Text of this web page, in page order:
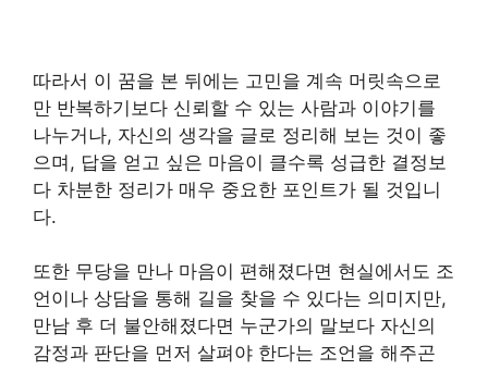
따라서 이 꿈을 본 뒤에는 고민을 계속 머릿속으로
만 반복하기보다 신뢰할 수 있는 사람과 이야기를
나누거나, 자신의 생각을 글로 정리해 보는 것이 좋
으며, 답을 얻고 싶은 마음이 클수록 성급한 결정보
다 차분한 정리가 매우 중요한 포인트가 될 것입니
다.
또한 무당을 만나 마음이 편해졌다면 현실에서도 조
언이나 상담을 통해 길을 찾을 수 있다는 의미지만,
만남 후 더 불안해졌다면 누군가의 말보다 자신의
감정과 판단을 먼저 살펴야 한다는 조언을 해주곤